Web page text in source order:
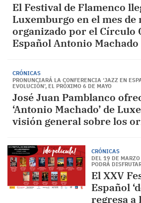
El Festival de Flamenco
Luxemburgo en el mes de
organizado por el Círculo
Español Antonio Machado
CRÓNICAS
PRONUNCIARÁ LA CONFERENCIA ‘JAZZ EN
EVOLUCIÓN’, EL PRÓXIMO 6 DE MAYO
José Juan Pamblanco
‘Antonio Machado’ de
visión general sobre los
CRÓNICAS
DEL 19 DE
PODRÁ
El XXV
Español
regresa a